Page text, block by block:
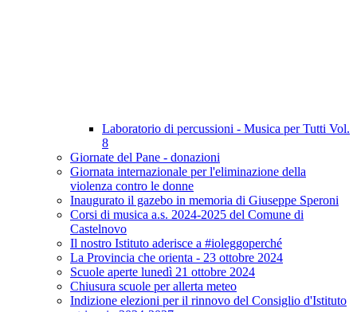
Laboratorio di percussioni - Musica per Tutti Vol.
8
Giornate del Pane - donazioni
Giornata internazionale per l'eliminazione della
violenza contro le donne
Inaugurato il gazebo in memoria di Giuseppe Speroni
Corsi di musica a.s. 2024-2025 del Comune di
Castelnovo
Il nostro Istituto aderisce a #ioleggoperché
La Provincia che orienta - 23 ottobre 2024
Scuole aperte lunedì 21 ottobre 2024
Chiusura scuole per allerta meteo
Indizione elezioni per il rinnovo del Consiglio d'Istituto